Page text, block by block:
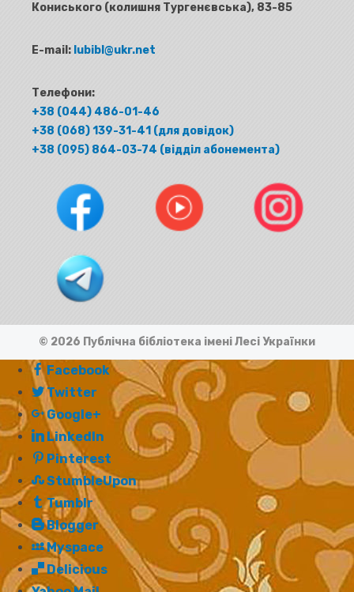
Кониського (колишня Тургенєвська), 83-85
E-mail: lubibl@ukr.net
Телефони:
+38 (044) 486-01-46
+38 (068) 139-31-41 (для довідок)
+38 (095) 864-03-74 (відділ абонемента)
© 2026 Публічна бібліотека імені Лесі Українки
Facebook
Twitter
Google+
LinkedIn
Pinterest
StumbleUpon
Tumblr
Blogger
Myspace
Delicious